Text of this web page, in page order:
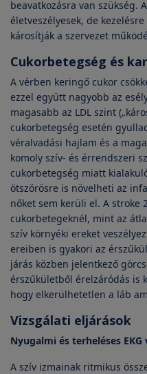
beavatkozásra van szükség.
életveszélyesek, de
károsítják a szervezet
Cukorbetegség és
A vérben keringő cukor
ezzel együtt nagyobb az
magasabb az LDL szint
cukorbetegség esetén
véralvadási hajlam és a
komoly szív- és érrendszeri
cukorbetegség miatt
ötszörösre is növelheti az
nőket sem kerüli el. A stroke
cukorbetegeknél, mint az
szív környéki ereket
ereiben is gyakori az
járás közben jelentkező
érszűkületből érelzáródás is
hogy elkerülhetetlen a láb
Vizsgálati eljárások
Nyugalmi és terheléses EKG
A szív izmainak ritmikus